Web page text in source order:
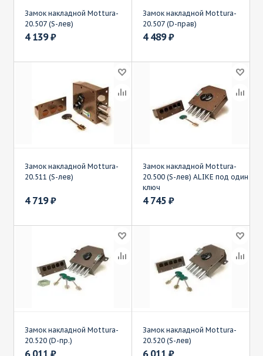
Замок накладной Mottura-
20.507 (S-лев)
4 139₽
Замок накладной Mottura-
20.507 (D-прав)
4 489₽
Замок накладной Mottura-
20.511 (S-лев)
4 719₽
Замок накладной Mottura-
20.500 (S-лев) ALIKE под один
ключ
4 745 ₽
Замок накладной Mottura-
20.520 (D-пр.)
6 011 ₽
Замок накладной Mottura-
20.520 (S-лев)
6 011 ₽